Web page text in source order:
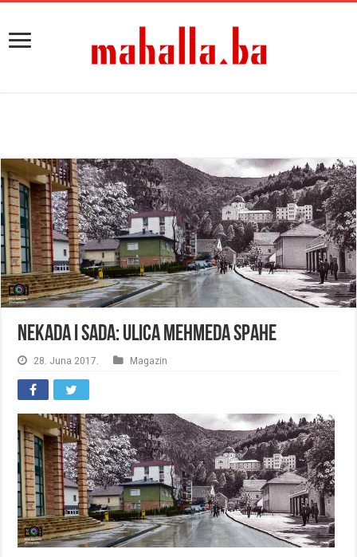
Nekada i sada: Ulica Mehmeda Spahe
28. Juna 2017. Magazin